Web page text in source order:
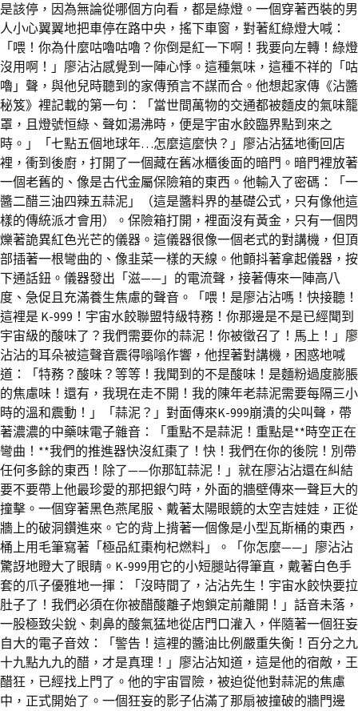
是該停，因為無論從哪個方向看，都是綠燈。一個穿著西裝的男
人小心翼翼地把車停在路中央，搖下車窗，對著紅綠燈大喊：
「喂！你為什麼咕嚕咕嚕？你倒是紅一下啊！我要向左轉！綠燈
沒用啊！」廖沾沾感覺到一陣心悸。這種氣味，這種不祥的「咕
嚕」聲，與他兒時聽到的家傳預言不謀而合。他想起家傳《沾醬
秘笈》裡記載的第一句：「當世間萬物的交通都被麵皮的氣味籠
罩，且燈號恒綠、聲如湯沸時，便是宇宙水餃臨界點到來之
時。」「七點五個地球年…怎麼這麼快？」廖沾沾猛地衝回店
裡，衝到後廚，打開了一個藏在舊冰櫃後面的暗門。暗門裡放著
一個老舊的、像是古代金屬保險箱的東西。他輸入了密碼：「一
醬二醋三油四辣五蒜泥」（這是醬料界的基礎公式，只有像他這
樣的傳統派才會用）。保險箱打開，裡面沒有黃金，只有一個閃
爍著詭異紅色光芒的儀器。這儀器很像一個老式的對講機，但頂
部插著一根彎曲的、像韭菜一樣的天線。他顫抖著拿起儀器，按
下通話鈕。儀器發出「滋——」的電流聲，接著傳來一陣高八
度、急促且充滿養生焦慮的聲音。「喂！是廖沾沾嗎！快接聽！
這裡是 K-999！宇宙水餃聯盟特級特務！你那邊是不是已經聞到
宇宙級的酸味了？我們需要你的蒜泥！你被徵召了！馬上！」廖
沾沾的耳朵被這聲音震得嗡嗡作響，他捏著對講機，困惑地喊
道：「特務？酸味？等等！我聞到的不是酸味！是麵粉過度膨脹
的焦慮味！還有，我現在走不開！我的陳年老蒜泥需要每隔三小
時的溫和震動！」「蒜泥？」對面傳來K-999崩潰的尖叫聲，帶
著濃濃的中藥味電子雜音：「重點不是蒜泥！重點是**時空正在
彎曲！**我們的推進器快沒紅棗了！快！我們在你的後院！別帶
任何多餘的東西！除了——你那缸蒜泥！」就在廖沾沾還在糾結
要不要帶上他最珍愛的那把銀勺時，外面的牆壁傳來一聲巨大的
撞擊。一個穿著黑色燕尾服、戴著太陽眼鏡的太空吉娃娃，正從
牆上的破洞鑽進來。它的背上揹著一個像是小型瓦斯桶的東西，
桶上用毛筆寫著「極品紅棗枸杞燃料」。「你怎麼——」廖沾沾
驚訝地瞪大了眼睛。K-999用它的小短腿站得筆直，戴著白色手
套的爪子優雅地一揮：「沒時間了，沾沾先生！宇宙水餃快要拉
肚子了！我們必須在你被醋酸離子炮鎖定前離開！」話音未落，
一股極致尖銳、刺鼻的酸氣猛地從店門口灌入，伴隨著一個狂妄
自大的電子音效：「警告！這裡的醬油比例嚴重失衡！百分之九
十九點九九的醋，才是真理！」廖沾沾知道，這是他的宿敵，王
醋狂，已經找上門了。他的宇宙冒險，被迫從他對蒜泥的焦慮
中，正式開始了。一個狂妄的影子佔滿了那扇被撞破的牆門邊